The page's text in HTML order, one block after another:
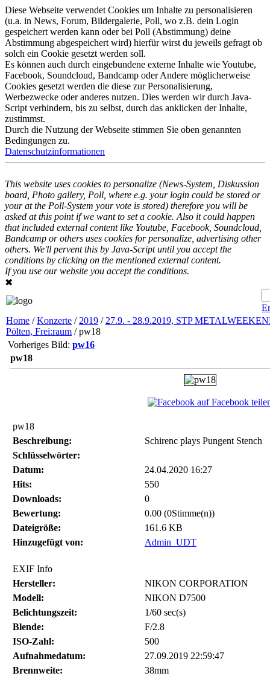
Diese Webseite verwendet Cookies um Inhalte zu personalisieren
(u.a. in News, Forum, Bildergalerie, Poll, wo z.B. dein Login
gespeichert werden kann oder bei Poll (Abstimmung) deine
Abstimmung abgespeichert wird) hierfür wirst du jeweils gefragt ob
solch ein Cookie gesetzt werden soll.
Es können auch durch eingebundene externe Inhalte wie Youtube,
Facebook, Soundcloud, Bandcamp oder Andere möglicherweise
Cookies gesetzt werden die diese zur Personalisierung,
Werbezwecke oder anderes nutzen. Dies werden wir durch Java-
Script verhindern, bis zu selbst, durch das anklicken der Inhalte,
zustimmst.
Durch die Nutzung der Webseite stimmen Sie oben genannten
Bedingungen zu.
Datenschutzinformationen
This website uses cookies to personalize (News-System, Diskussion
board, Photo gallery, Poll, where e.g. your login could be stored or
your at the Poll-System your vote is stored) therefore you will be
asked at this point if we want to set a cookie. Also it could happen
that included external content like Youtube, Facebook, Soundcloud,
Bandcamp or others uses cookies for personalize, advertising other
others. We'll pervent this by Java-Script until you accept the
conditions by clicking on the mentioned external content.
If you use our website you accept the conditions.
✖
Home /Konzerte / 2019 / 27.9. - 28.9.2019, STP
Pölten, Frei:raum / pw18
Vorheriges Bild: pw16
pw18
auf Facebook
pw18
Beschreibung:
Schirenc plays Pungent Stench
Schlüsselwörter:
Datum:
24.04.2020 16:27
Hits:
550
Downloads:
0
Bewertung:
0.00 (0Stimme(n))
Dateigröße:
161.6 KB
Hinzugefügt von:
Admin_UDT
EXIF Info
Hersteller:
NIKON CORPORATION
Modell:
NIKON D7500
Belichtungszeit:
1/60 sec(s)
Blende:
F/2.8
ISO-Zahl:
500
Aufnahmedatum:
27.09.2019 22:59:47
Brennweite:
38mm